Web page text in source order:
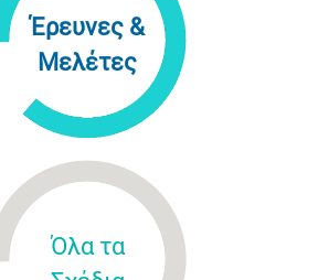
Έρευνες &
Μελέτες
Όλα τα